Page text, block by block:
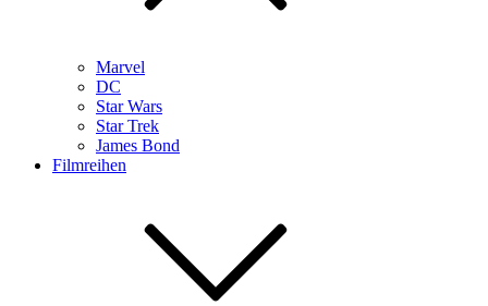
Marvel
DC
Star Wars
Star Trek
James Bond
Filmreihen